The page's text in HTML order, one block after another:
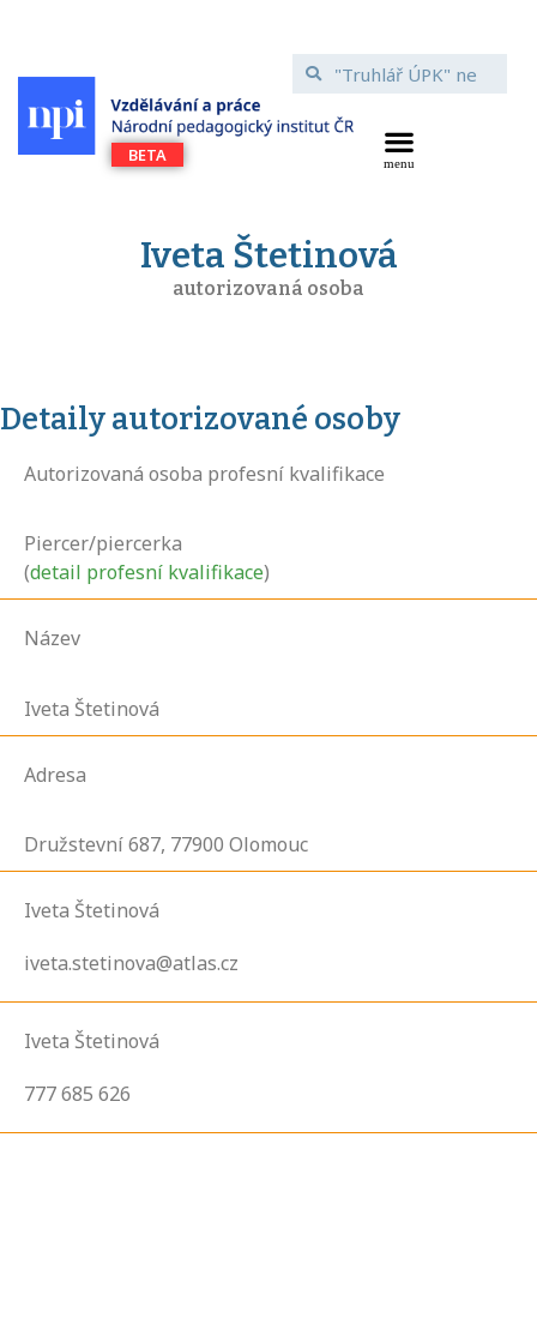
Iveta Štetinová
autorizovaná osoba
Detaily autorizované osoby
Autorizovaná osoba profesní kvalifikace
Piercer/piercerka
(detail profesní kvalifikace)
Název
Iveta Štetinová
Adresa
Družstevní687, 77900 Olomouc
Iveta Štetinová
iveta.stetinova@atlas.cz
Iveta Štetinová
777 685 626